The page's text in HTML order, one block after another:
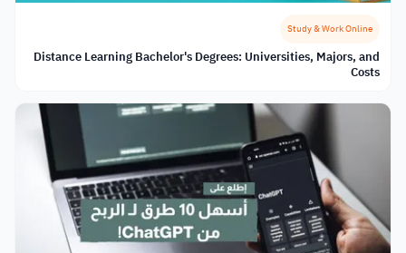
Study & Work Online
Distance Learning Bachelor's Degrees: Universities, Majors, and
Costs